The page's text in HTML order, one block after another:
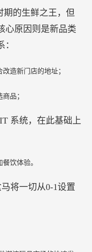
期的生鲜之王，但
心原因则是新品类
造新门店的地址；
品；
IT 系统，在此基础上
饮体验。
将一切从0-1设置